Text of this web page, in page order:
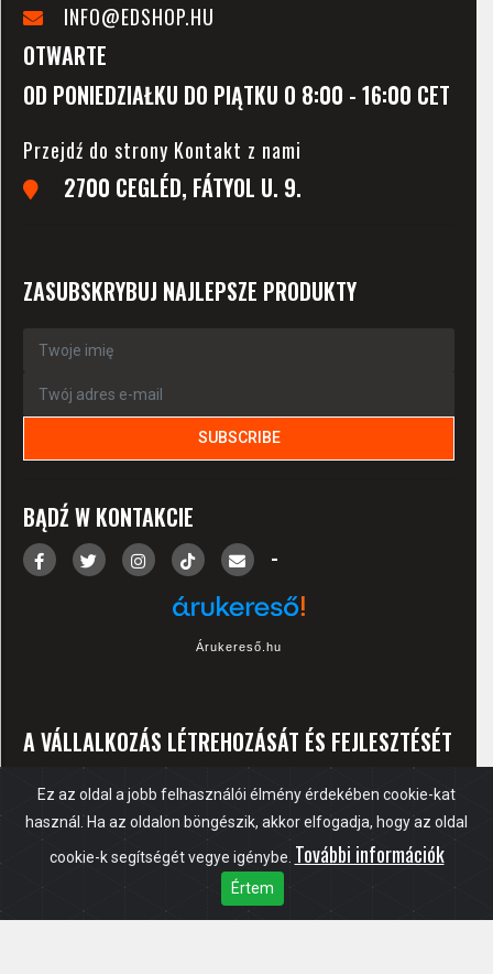
INFO@EDSHOP.HU
OTWARTE
OD PONIEDZIAŁKU DO PIĄTKU O 8:00 - 16:00 CET
Przejdź do strony Kontakt z nami
2700 CEGLÉD, FÁTYOL U. 9.
ZASUBSKRYBUJ NAJLEPSZE PRODUKTY
BĄDŹ W KONTAKCIE
-
Árukereső.hu
A VÁLLALKOZÁS LÉTREHOZÁSÁT ÉS FEJLESZTÉSÉT
A „VÁLLALKOZÓ START” PROGRAM KERETÉBEN
AZ OFA NONPROFIT KFT. TÁMOGATTA. A
TÁMOGATÁS FORRÁSÁT A NEMZETI
FOGLALKOZTATÁSI ALAP BIZTOSÍTOTTA.
Ez az oldal a jobb felhasználói élmény érdekében cookie-kat
használ. Ha az oldalon böngészik, akkor elfogadja, hogy az oldal
cookie-k segítségét vegye igénybe. További információk
Értem